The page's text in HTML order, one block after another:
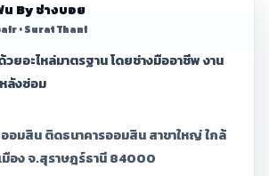
By ช่างบอย
• Surat Thani
อะไหล่มาตรฐาน โดยช่างมืออาชีพ งาน
ลังซ่อม
มสิน ติดธนาคารออมสิน สาขาใหญ่ ใกล้
มือง จ.สุราษฎร์ธานี 84000